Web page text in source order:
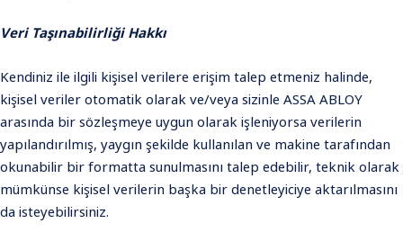
Veri Taşınabilirliği Hakkı
Kendiniz ile ilgili kişisel verilere erişim talep etmeniz halinde,
kişisel veriler otomatik olarak ve/veya sizinle ASSA ABLOY
arasında bir sözleşmeye uygun olarak işleniyorsa verilerin
yapılandırılmış, yaygın şekilde kullanılan ve makine tarafından
okunabilir bir formatta sunulmasını talep edebilir, teknik olarak
mümkünse kişisel verilerin başka bir denetleyiciye aktarılmasını
da isteyebilirsiniz.